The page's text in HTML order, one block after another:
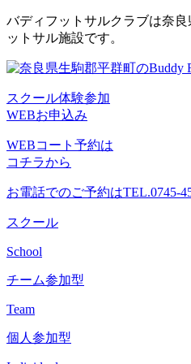
コ
ン
ン
へ
ス
キ
ッ
バディフットサルクラブは奈
ットサル施設です。
スクール体験参加
WEBお申込み
WEBコート予約は
コチラから
お電話でのご予約はTEL.0745-
スクール
School
チーム参加型
Team
個人参加型